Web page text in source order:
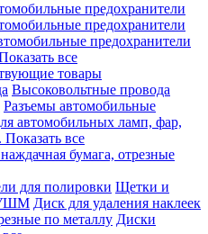
предохранители
предохранители
предохранители
все
товары
Высоковольтные провода
Разъемы автомобильные
автомобильных ламп, фар,
Показать все
бумага, отрезные
для полировки Щетки и
УШМ Диск для удаления наклеек
по металлу Диски